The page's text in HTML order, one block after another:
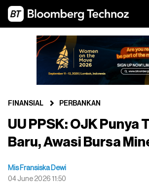
FINANSIAL PERBANKAN
UU PPSK: ⁠OJK Punya
Baru, Awasi Bursa
Mis Fransiska Dewi
04 June 2026 11:50